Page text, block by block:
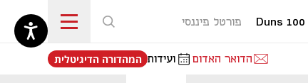
Duns 100 פורטל פיננסי
הדואר האדום ועידות
נפתח בכרטיסייה חדשה
המהדורה הדיגיטלית